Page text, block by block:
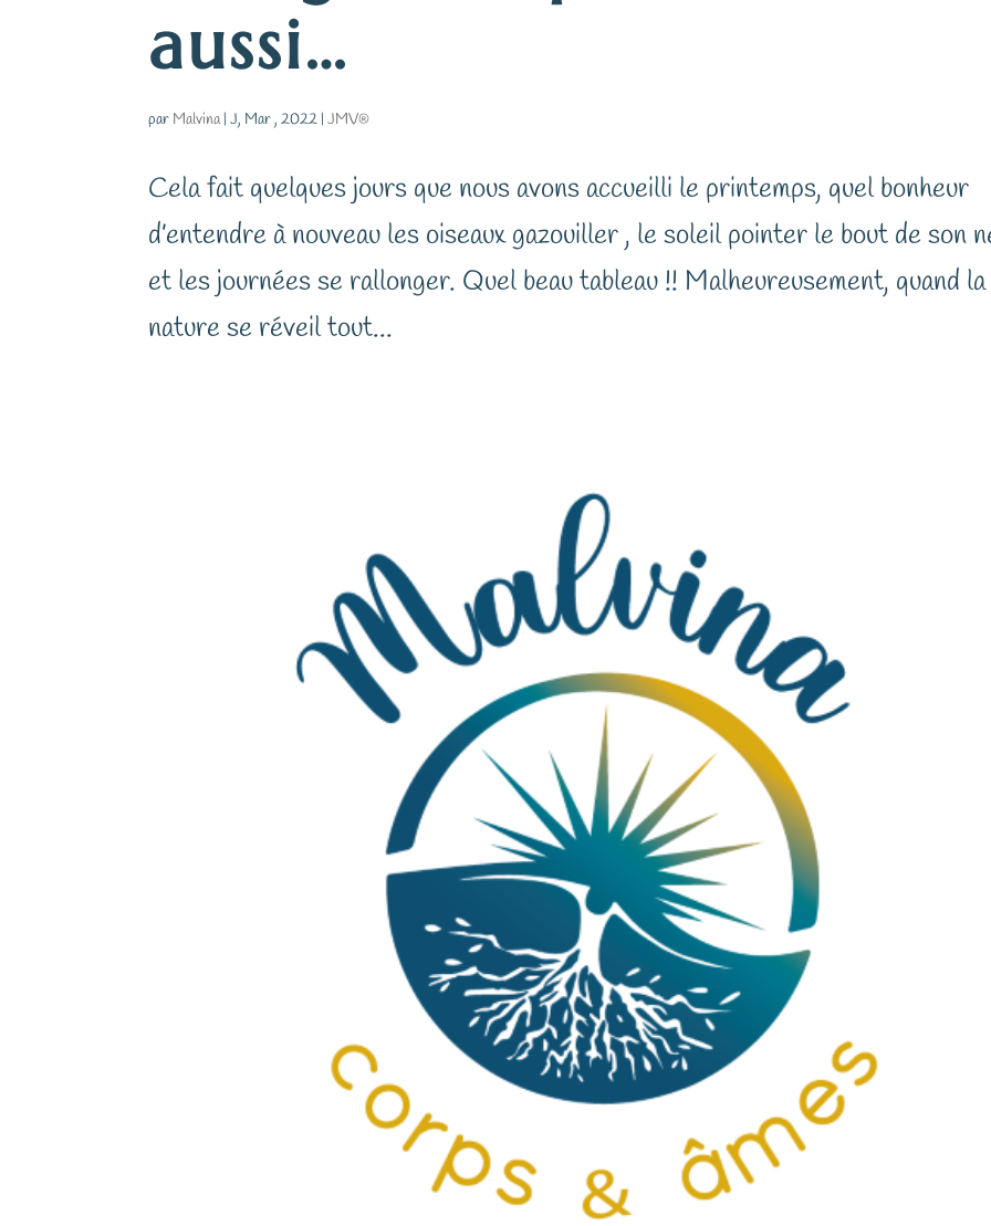
aussi…
par Malvina|J, Mar , 2022|JMV®
Cela fait quelques jours que nous avons accueilli le printemps, quel bonheur
d’entendre à nouveau les oiseaux gazouiller , le soleil pointer le bout de son
et les journées se rallonger. Quel beau tableau !! Malheureusement, quand la
nature se réveil tout...